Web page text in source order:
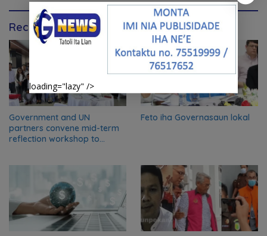
Recommendation for You
Government and UN
partners convene mid-term
reflection workshop to
Feto iha Governasaun lokal
loading="lazy" />